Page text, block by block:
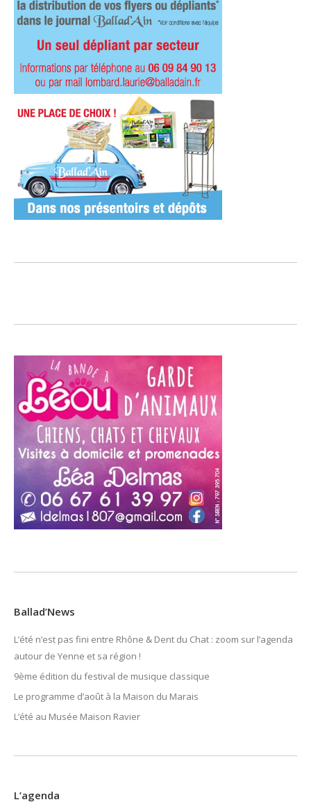
Ballad’News
L’été n’est pas fini entre Rhône & Dent du Chat : zoom sur l’agenda
autour de Yenne et sa région !
9ème édition du festival de musique classique
Le programme d’août à la Maison du Marais
L’été au Musée Maison Ravier
L’agenda